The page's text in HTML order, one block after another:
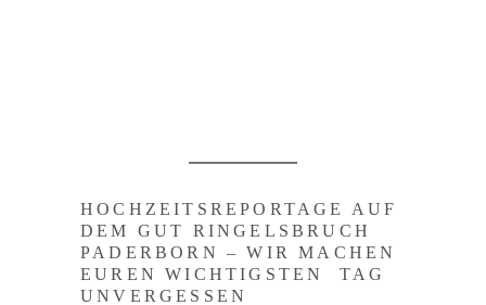
HOCHZEITSREPORTAGE AUF
DEM GUT RINGELSBRUCH
PADERBORN – WIR MACHEN
EUREN WICHTIGSTEN TAG
UNVERGESSEN